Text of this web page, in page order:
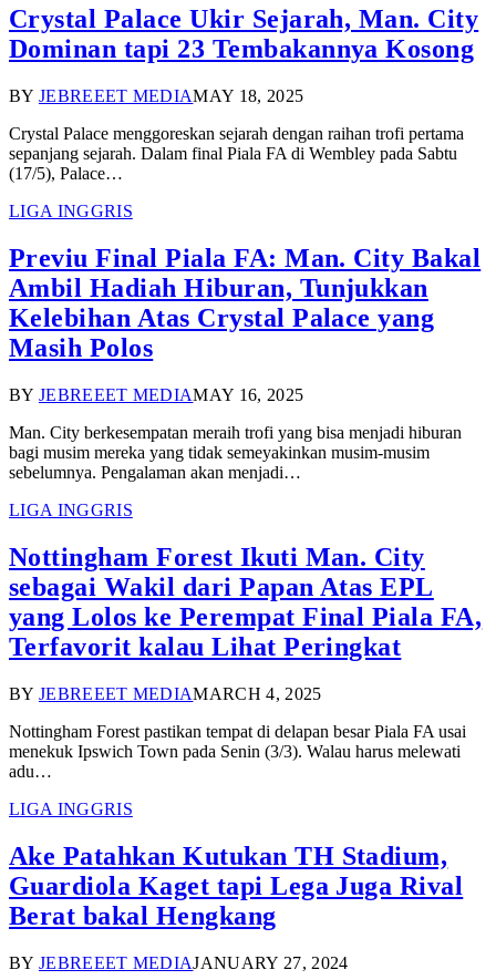
Crystal Palace Ukir Sejarah, Man. City
Dominan tapi 23 Tembakannya Kosong
BY JEBREEET MEDIAMAY 18, 2025
Crystal Palace menggoreskan sejarah dengan raihan trofi pertama
sepanjang sejarah. Dalam final Piala FA di Wembley pada Sabtu
(17/5), Palace…
LIGA INGGRIS
Previu Final Piala FA: Man. City Bakal
Ambil Hadiah Hiburan, Tunjukkan
Kelebihan Atas Crystal Palace yang
Masih Polos
BY JEBREEET MEDIAMAY 16, 2025
Man. City berkesempatan meraih trofi yang bisa menjadi hiburan
bagi musim mereka yang tidak semeyakinkan musim-musim
sebelumnya. Pengalaman akan menjadi…
LIGA INGGRIS
Nottingham Forest Ikuti Man. City
sebagai Wakil dari Papan Atas EPL
yang Lolos ke Perempat Final Piala FA,
Terfavorit kalau Lihat Peringkat
BY JEBREEET MEDIAMARCH 4, 2025
Nottingham Forest pastikan tempat di delapan besar Piala FA usai
menekuk Ipswich Town pada Senin (3/3). Walau harus melewati
adu…
LIGA INGGRIS
Ake Patahkan Kutukan TH Stadium,
Guardiola Kaget tapi Lega Juga Rival
Berat bakal Hengkang
BY JEBREEET MEDIAJANUARY 27, 2024